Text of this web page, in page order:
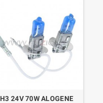
H3 24V 70W ALOGENE